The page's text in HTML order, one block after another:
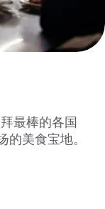
最棒的各国
美食宝地。